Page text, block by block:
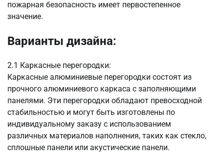
пожарная безопасность имеет первостепенное
значение.
Варианты дизайна:
2.1 Каркасные перегородки:
Каркасные алюминиевые перегородки состоят из
прочного алюминиевого каркаса с заполняющими
панелями. Эти перегородки обладают превосходной
стабильностью и могут быть изготовлены по
индивидуальному заказу с использованием
различных материалов наполнения, таких как стекло,
сплошные панели или акустические панели.